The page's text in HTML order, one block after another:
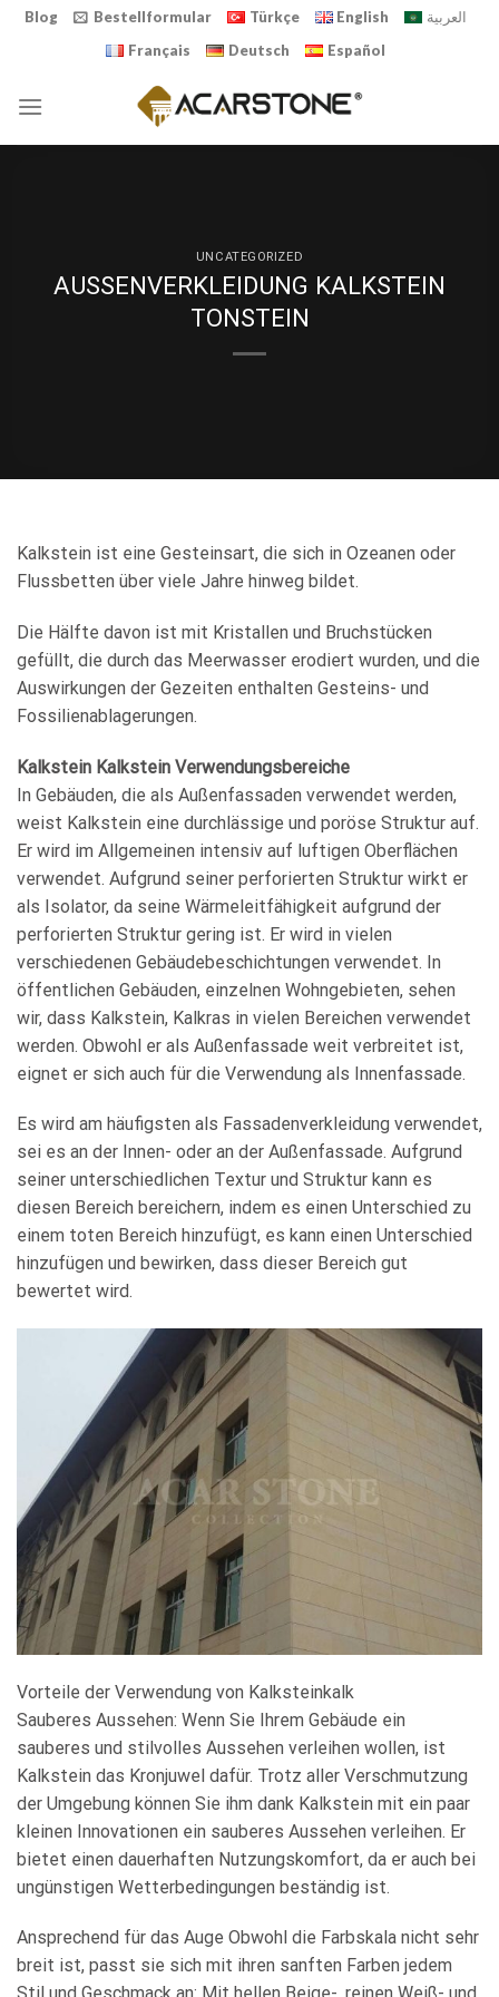
SkipBlog Bestellformular Türkçe English
العربية
Français
Deutsch Español
UNCATEGORIZED
AUSSENVERKLEIDUNG KALKSTEIN
TONSTEIN
Kalkstein ist eine Gesteinsart, die sich in Ozeanen oder
Flussbetten über viele Jahre hinweg bildet.
Die Hälfte davon ist mit Kristallen und Bruchstücken
gefüllt, die durch das Meerwasser erodiert wurden, und die
Auswirkungen der Gezeiten enthalten Gesteins- und
Fossilienablagerungen.
Kalkstein Kalkstein Verwendungsbereiche
In Gebäuden, die als Außenfassaden verwendet werden,
weist Kalkstein eine durchlässige und poröse Struktur auf.
Er wird im Allgemeinen intensiv auf luftigen Oberflächen
verwendet. Aufgrund seiner perforierten Struktur wirkt er
als Isolator, da seine Wärmeleitfähigkeit aufgrund der
perforierten Struktur gering ist. Er wird in vielen
verschiedenen Gebäudebeschichtungen verwendet. In
öffentlichen Gebäuden, einzelnen Wohngebieten, sehen
wir, dass Kalkstein, Kalkras in vielen Bereichen verwendet
werden. Obwohl er als Außenfassade weit verbreitet ist,
eignet er sich auch für die Verwendung als Innenfassade.
Es wird am häufigsten als Fassadenverkleidung verwendet,
sei es an der Innen- oder an der Außenfassade. Aufgrund
seiner unterschiedlichen Textur und Struktur kann es
diesen Bereich bereichern, indem es einen Unterschied zu
einem toten Bereich hinzufügt, es kann einen Unterschied
hinzufügen und bewirken, dass dieser Bereich gut
bewertet wird.
Vorteile der Verwendung von Kalksteinkalk
Sauberes Aussehen: Wenn Sie Ihrem Gebäude ein
sauberes und stilvolles Aussehen verleihen wollen, ist
Kalkstein das Kronjuwel dafür. Trotz aller Verschmutzung
der Umgebung können Sie ihm dank Kalkstein mit ein paar
kleinen Innovationen ein sauberes Aussehen verleihen. Er
bietet einen dauerhaften Nutzungskomfort, da er auch bei
ungünstigen Wetterbedingungen beständig ist.
Ansprechend für das Auge Obwohl die Farbskala nicht sehr
breit ist, passt sie sich mit ihren sanften Farben jedem